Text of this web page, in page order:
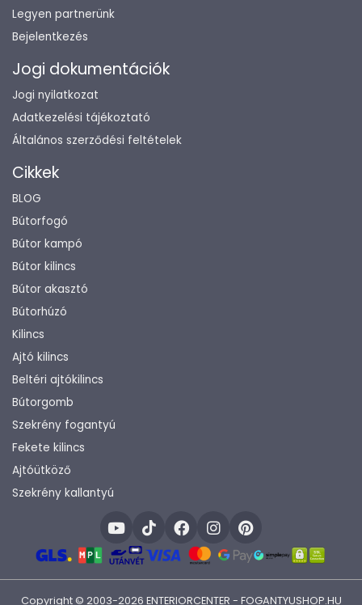
Legyen partnerünk
Bejelentkezés
Jogi dokumentációk
Jogi nyilatkozat
Adatkezelési tájékoztató
Általános szerződési feltételek
Cikkek
BLOG
Bútorfogó
Bútor kampó
Bútor kilincs
Bútor akasztó
Bútorhúzó
Kilincs
Ajtó kilincs
Beltéri ajtókilincs
Bútorgomb
Szekrény fogantyú
Fekete kilincs
Ajtóütköző
Szekrény kallantyú
Copyright © 2003-2026 ENTERIORCENTER - FOGANTYUSHOP.HU